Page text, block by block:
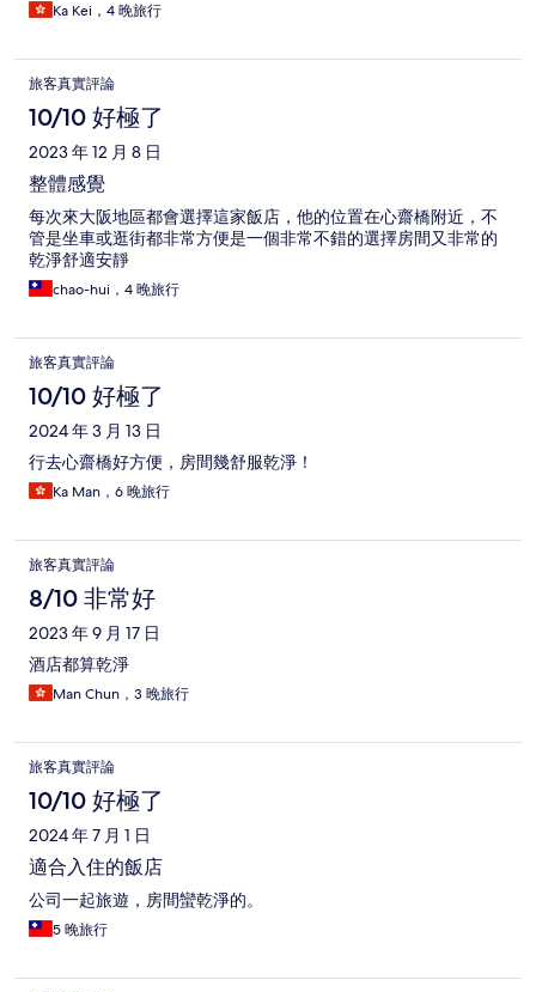
Ka Kei，4 晚旅行
旅客真實評論
10/10 好極了
2023 年 12 月 8 日
整體感覺
每次來大阪地區都會選擇這家飯店，他的位置在心齋橋附近，不
管是坐車或逛街都非常方便是一個非常不錯的選擇房間又非常的
乾淨舒適安靜
chao-hui，4 晚旅行
旅客真實評論
10/10 好極了
2024 年 3 月 13 日
行去心齋橋好方便，房間幾舒服乾淨！
Ka Man，6 晚旅行
旅客真實評論
8/10 非常好
2023 年 9 月 17 日
酒店都算乾淨
Man Chun，3 晚旅行
旅客真實評論
10/10 好極了
2024 年 7 月 1 日
適合入住的飯店
公司一起旅遊，房間蠻乾淨的。
5 晚旅行